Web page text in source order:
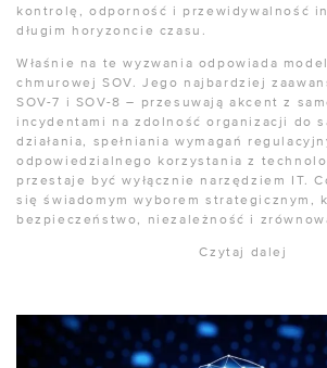
kontrolę, odporność i przewidywalność
długim horyzoncie czasu.
Właśnie na te wyzwania odpowiada
chmurowej SOV. Jego najbardziej
SOV-7 i SOV-8 – przesuwają akcent z
incydentami na zdolność organizacji do
działania, spełniania wymagań
odpowiedzialnego korzystania z
przestaje być wyłącznie narzędziem IT.
się świadomym wyborem strategicznym,
bezpieczeństwo, niezależność i
Czytaj dalej